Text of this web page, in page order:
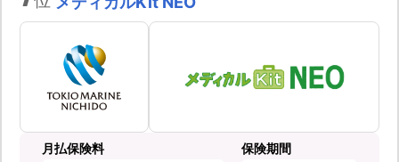
月払保険料 保険期間